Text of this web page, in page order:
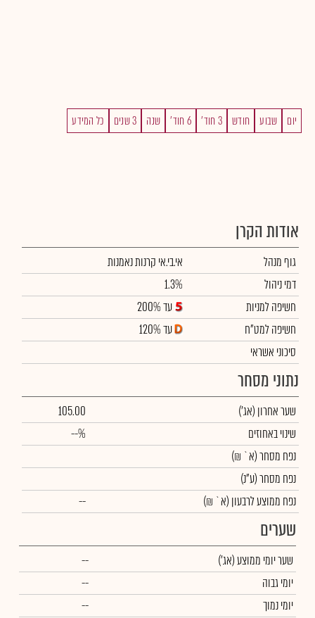
יום שבוע חודש 3 חוד' 6 חוד' שנה 3 שנים כל המידע
אודות הקרן
גוף מנהל
אי.בי.אי קרנות נאמנות
דמי ניהול
1.3%
חשיפה למניות
עד 200%
חשיפה למט"ח
עד 120%
סיכוני אשראי
נתוני מסחר
שער אחרון (אג')
105.00
שינוי באחוזים
--%
נפח מסחר(א` ₪)
נפח מסחר(ע"נ)
נפח ממוצע לרבעון (א` ₪)
--
שערים
שער יומי ממוצע(אג')
--
יומי גבוה
--
יומי נמוך
--